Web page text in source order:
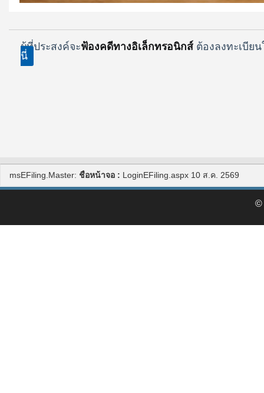
ผู้ที่ประสงค์จะฟ้องคดีทางอิเล็กทรอนิกส์ ต้องลงทะเบีย
นี่
msEFiling.Master: ชื่อหน้าจอ : LoginEFiling.aspx 10 ส.ค. 2569
©